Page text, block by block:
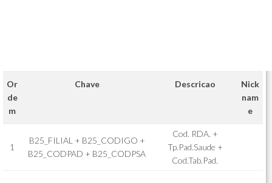
Or
de
m
Chave Descricao
Nick
nam
e
1
B25_FILIAL + B25_CODIGO +
B25_CODPAD + B25_CODPSA
Cod. RDA. +
Tp.Pad.Saude +
Cod.Tab.Pad.